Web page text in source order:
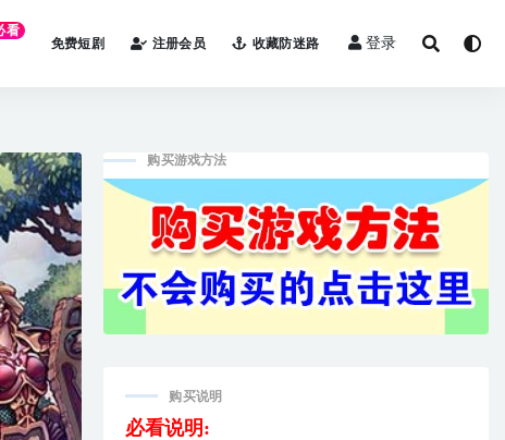
看
免费短剧
注册会员 收藏防迷路 登录
购买游戏方法
购买说明
必看说明: